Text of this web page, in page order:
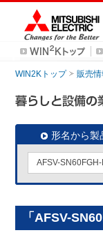
WIN2Kトップ 販売情
形名から製
「AFSV-